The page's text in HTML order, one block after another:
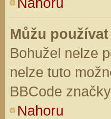
Můžu používat
Bohužel nelze
nelze tuto
BBCode
Nahoru